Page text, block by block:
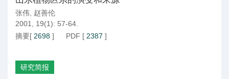
张伟 赵善伦
2001, 19(1): 57-64.
摘要[ 2698 ] PDF [ 2387 ]
研究简报